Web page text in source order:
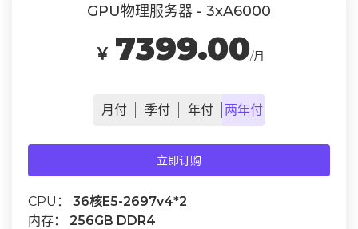
GPU物理服务器 - 3xA6000
￥ 7399.00/月
月 付 季付 年付 两年付
立即订购
CPU： 36核E5-2697v4*2
内存： 256GB DDR4